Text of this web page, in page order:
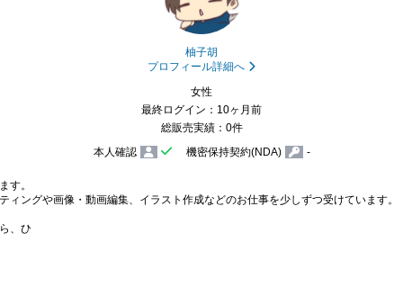
柚子胡
プロフィール詳細へ
女性
最終ログイン：10ヶ月前
総販売実績：0件
本人確認
機密保持契約(NDA) -
す。
ィングや画像・動画編集、イラスト作成などのお仕事を少しずつ受けています。
、ひ